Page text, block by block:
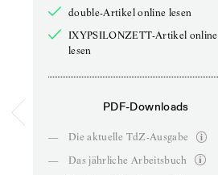
double-Artikel online lesen
IXYPSILONZETT-Artikel online
lesen
PDF-Downloads
—
Die aktuelle TdZ-Ausgabe
—
Das jährliche Arbeitsbuch